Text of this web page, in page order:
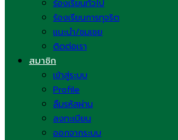
ร้องเรียนทั่วไป
ร้องเรียนการทุจริต
แนะนำ/ชมเชย
ติดต่อเรา
สมาชิก
เข้าสู่ระบบ
Profile
ลืมรหัสผ่าน
ลงทะเบียน
ออกจากระบบ